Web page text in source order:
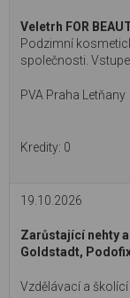
Veletrh FOR
Podzimní
společnosti.
PVA Praha Letňany
0
19.10.2026
Zarůstající nehty
Goldstadt,
Vzdělávací a